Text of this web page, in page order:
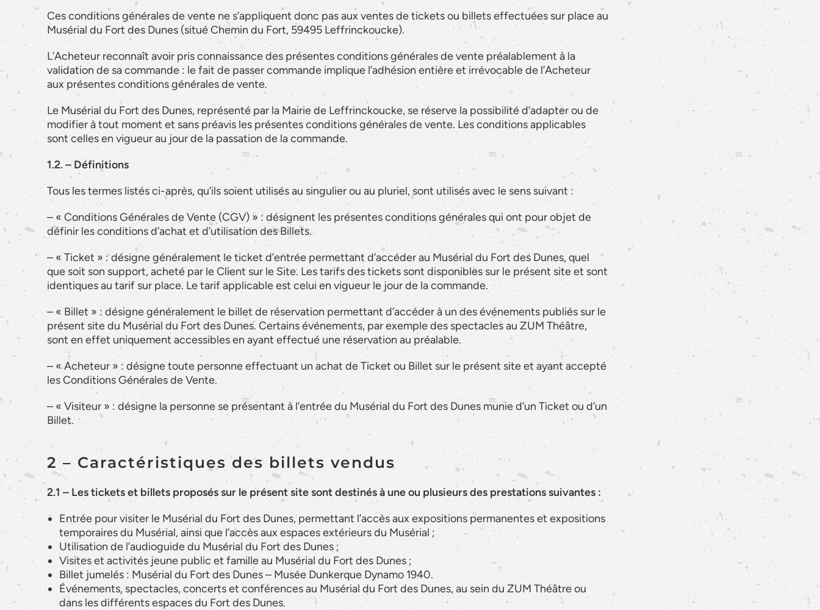
Ces conditions générales de vente ne s’appliquent donc pas aux ventes de tickets ou billets effectuées sur place au
Musérial du Fort des Dunes (situé Chemin du Fort, 59495 Leffrinckoucke).
L’Acheteur reconnaît avoir pris connaissance des présentes conditions générales de vente préalablement à la
validation de sa commande : le fait de passer commande implique l’adhésion entière et irrévocable de l’Acheteur
aux présentes conditions générales de vente.
Le Musérial du Fort des Dunes, représenté par la Mairie de Leffrinckoucke, se réserve la possibilité d’adapter ou de
modifier à tout moment et sans préavis les présentes conditions générales de vente. Les conditions applicables
sont celles en vigueur au jour de la passation de la commande.
1.2. – Définitions
Tous les termes listés ci-après, qu’ils soient utilisés au singulier ou au pluriel, sont utilisés avec le sens suivant :
– « Conditions Générales de Vente (CGV) » : désignent les présentes conditions générales qui ont pour objet de
définir les conditions d’achat et d’utilisation des Billets.
– « Ticket » : désigne généralement le ticket d’entrée permettant d’accéder au Musérial du Fort des Dunes, quel
que soit son support, acheté par le Client sur le Site. Les tarifs des tickets sont disponibles sur le présent site et sont
identiques au tarif sur place. Le tarif applicable est celui en vigueur le jour de la commande.
– « Billet » : désigne généralement le billet de réservation permettant d’accéder à un des événements publiés sur le
présent site du Musérial du Fort des Dunes. Certains événements, par exemple des spectacles au ZUM Théâtre,
sont en effet uniquement accessibles en ayant effectué une réservation au préalable.
– « Acheteur » : désigne toute personne effectuant un achat de Ticket ou Billet sur le présent site et ayant accepté
les Conditions Générales de Vente.
– « Visiteur » : désigne la personne se présentant à l’entrée du Musérial du Fort des Dunes munie d’un Ticket ou d’un
Billet.
2 – Caractéristiques des billets vendus
2.1 – Les tickets et billets proposés sur le présent site sont destinés à une ou plusieurs des prestations suivantes :
Entrée pour visiter le Musérial du Fort des Dunes, permettant l’accès aux expositions permanentes et expositions
temporaires du Musérial, ainsi que l’accès aux espaces extérieurs du Musérial ;
Utilisation de l’audioguide du Musérial du Fort des Dunes ;
Visites et activités jeune public et famille au Musérial du Fort des Dunes ;
Billet jumelés : Musérial du Fort des Dunes – Musée Dunkerque Dynamo 1940.
Événements, spectacles, concerts et conférences au Musérial du Fort des Dunes, au sein du ZUM Théâtre ou
dans les différents espaces du Fort des Dunes.